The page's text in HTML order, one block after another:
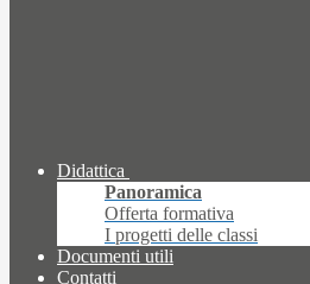
Didattica
Panoramica
Offerta formativa
I progetti delle classi
Documenti utili
Contatti